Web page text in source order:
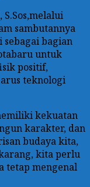
sambutannya
bagian
untuk
positif,
teknologi
kekuatan
karakter, dan
budaya kita,
kita perlu
tetap mengenal